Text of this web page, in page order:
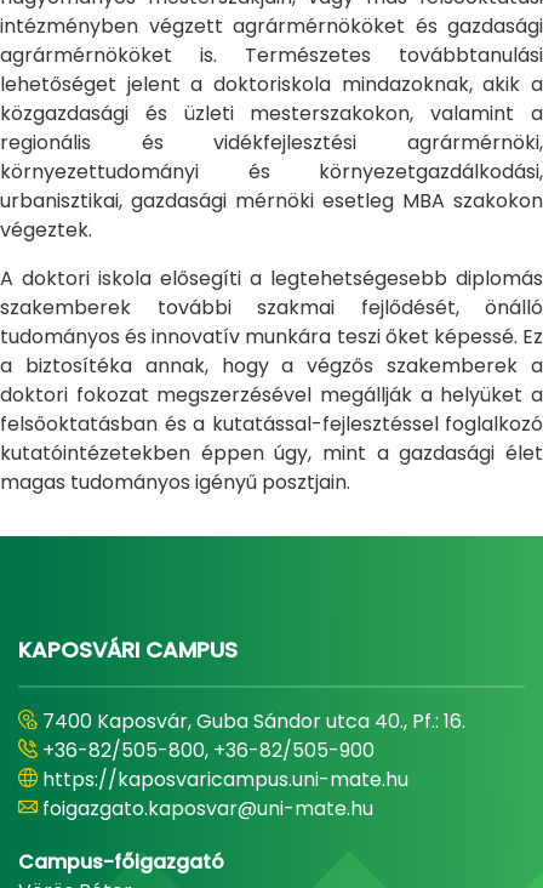
intézményben végzett agrármérnököket és gazdasági
agrármérnököket is. Természetes továbbtanulási
lehetőséget jelent a doktoriskola mindazoknak, akik a
közgazdasági és üzleti mesterszakokon, valamint a
regionális és vidékfejlesztési agrármérnöki,
környezettudományi és környezetgazdálkodási,
urbanisztikai, gazdasági mérnöki esetleg MBA szakokon
végeztek.
A doktori iskola elősegíti a legtehetségesebb diplomás
szakemberek további szakmai fejlődését, önálló
tudományos és innovatív munkára teszi őket képessé. Ez
a biztosítéka annak, hogy a végzős szakemberek a
doktori fokozat megszerzésével megállják a helyüket a
felsőoktatásban és a kutatással-fejlesztéssel foglalkozó
kutatóintézetekben éppen úgy, mint a gazdasági élet
magas tudományos igényű posztjain.
KAPOSVÁRI CAMPUS
7400 Kaposvár, Guba Sándor utca 40., Pf.: 16.
+36-82/505-800, +36-82/505-900
https://kaposvaricampus.uni-mate.hu
foigazgato.kaposvar@uni-mate.hu
Campus-főigazgató